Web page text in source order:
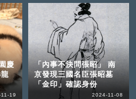
慶
19
「內事不決問張昭」 南
京發現三國名臣張昭墓
「金印」確認身份
2024-11-08